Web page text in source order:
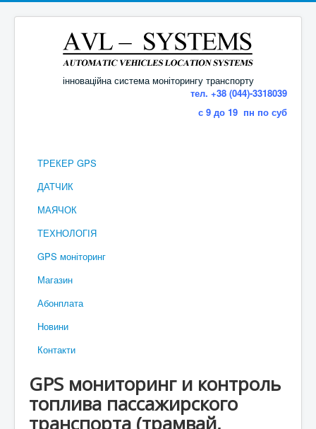
інноваційна система моніторингу транспорту
тел. +38 (044)-3318039
с 9 до 19 пн по суб
ТРЕКЕР GPS
ДАТЧИК
МАЯЧОК
ТЕХНОЛОГІЯ
GPS моніторинг
Магазин
Абонплата
Новини
Контакти
GPS мониторинг и контроль
топлива пассажирского
транспорта (трамвай,